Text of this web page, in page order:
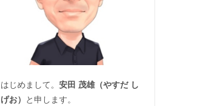
はじめまして。 安田 茂雄（やすだ し
げお）
と申します。